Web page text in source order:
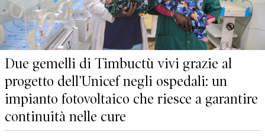
Due gemelli di Timbuctù vivi grazie al
progetto dell’Unicef negli ospedali: un
impianto fotovoltaico che riesce a garantire
continuità nelle cure